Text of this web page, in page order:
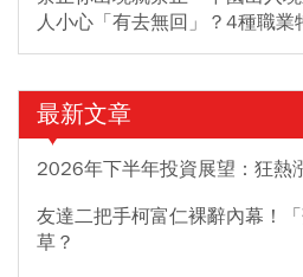
人小心「有去無回」？4種職業
最新文章
2026年下半年投資展望：狂熱
友達二把手柯富仁裸辭內幕！
草？